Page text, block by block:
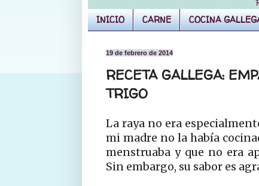
INICIO CARNE COCINA
19 de febrero de 2014
RECETA GALLEGA:
TRIGO
La raya no era
mi madre no la había
menstruaba y que no era
Sin embargo, su sabor es